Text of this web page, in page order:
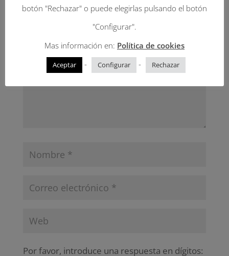
publicada.Los campos obligatorios están
Por favor, introduce una respuesta en dígitos:
botón "Rechazar" o puede elegirlas pulsando el botón
"Configurar".
Mas información en: Política de cookies
Aceptar - Configurar - Rechazar